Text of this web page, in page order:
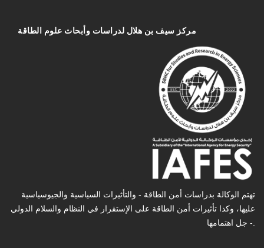
مركز سیف بن هلال لدراسات وأبحاث علوم الطاقة
تهتم الوكالة بدراسات أمن الطاقة - والتأثیرات السیاسیة والجیوسیاسیة
عليها، وكذا تأثیرات أمن الطاقة على الإستقرار في النظام والسلام الدولي
- جل اهتمامها.